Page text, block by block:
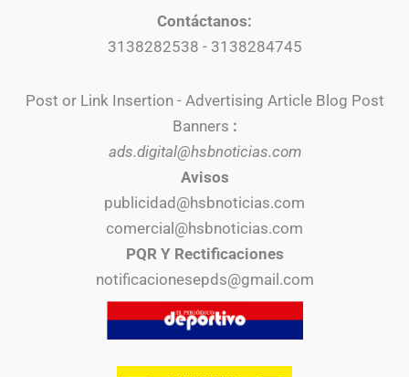
Contáctanos:
3138282538 - 3138284745
Post or Link Insertion - Advertising Article Blog Post
Banners :
ads.digital@hsbnoticias.com
Avisos
publicidad@hsbnoticias.com
comercial@hsbnoticias.com
PQR Y Rectificaciones
notificacionesepds@gmail.com